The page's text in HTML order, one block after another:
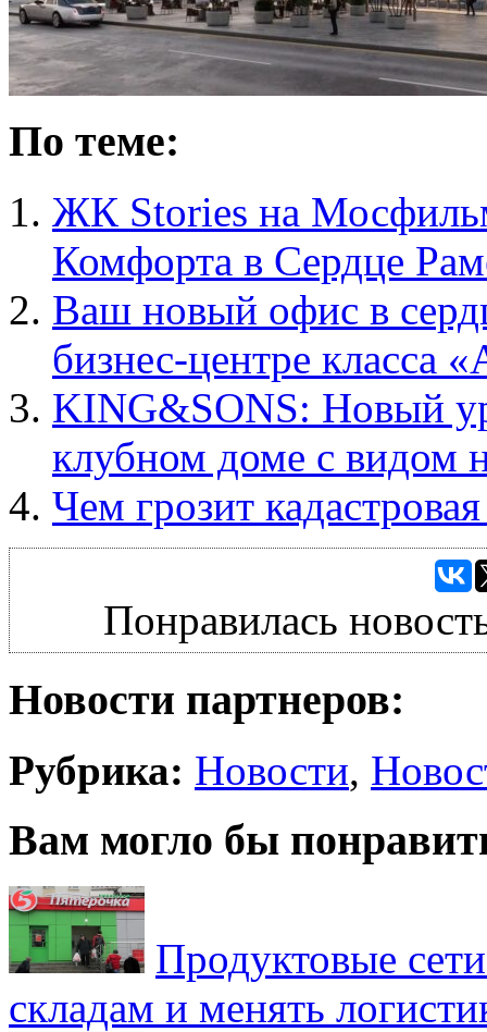
По теме:
ЖК Stories на
Комфорта в Сердце
Ваш новый офис в
бизнес-центре класса
KING&SONS: Новый
клубном доме с
Чем грозит
Понравилась
Новости партнеров:
Рубрика: Новости,
Вам могло бы
Продуктовые
складам и менять